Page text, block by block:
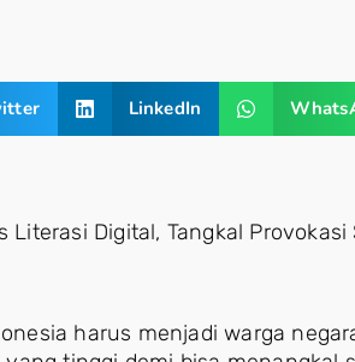
LinkedIn
Digital, Tangkal Provokasi
harus menjadi warga